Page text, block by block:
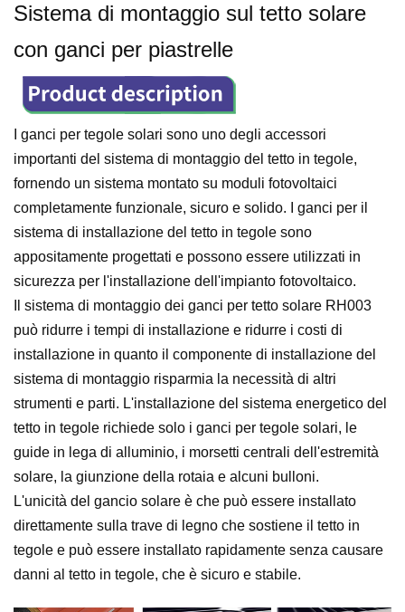
Sistema di montaggio sul tetto solare
con ganci per piastrelle
I ganci per tegole solari sono uno degli accessori
importanti del sistema di montaggio del tetto in tegole,
fornendo un sistema montato su moduli fotovoltaici
completamente funzionale, sicuro e solido. I ganci per il
sistema di installazione del tetto in tegole sono
appositamente progettati e possono essere utilizzati in
sicurezza per l'installazione dell'impianto fotovoltaico.
Il sistema di montaggio dei ganci per tetto solare RH003
può ridurre i tempi di installazione e ridurre i costi di
installazione in quanto il componente di installazione del
sistema di montaggio risparmia la necessità di altri
strumenti e parti. L'installazione del sistema energetico del
tetto in tegole richiede solo i ganci per tegole solari, le
guide in lega di alluminio, i morsetti centrali dell'estremità
solare, la giunzione della rotaia e alcuni bulloni.
L'unicità del gancio solare è che può essere installato
direttamente sulla trave di legno che sostiene il tetto in
tegole e può essere installato rapidamente senza causare
danni al tetto in tegole, che è sicuro e stabile.